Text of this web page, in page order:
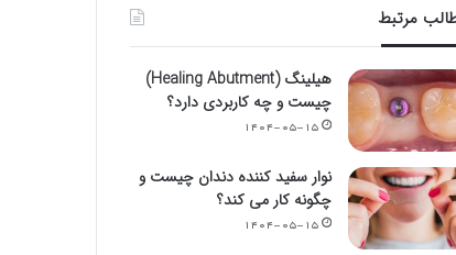
مرتبط
هیلینگ (Healing Abutment)
چیست و چه کاربردی دارد؟
۱۴۰۴-۰۵-۱۵
نوار سفید کننده دندان چیست و
چگونه کار می کند؟
۱۴۰۴-۰۵-۱۵